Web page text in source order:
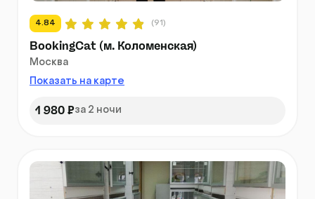
4.84 (91)
BookingCat (м. Коломенская)
Москва
Показать на карте
1 980 ₽за 2 ночи